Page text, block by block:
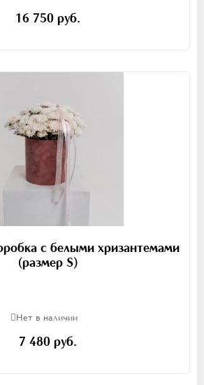
16 750 руб.
с белыми хризантемами
(размер S)
Нет в наличии
7 480 руб.